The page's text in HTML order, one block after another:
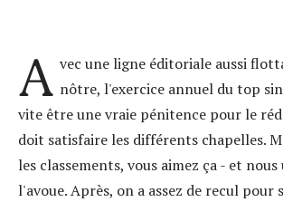
A vec une ligne éditoriale aussi
nôtre, l'exercice annuel du top
vite être une vraie pénitence pour le
doit satisfaire les différents chapelles.
les classements, vous aimez ça - et
l'avoue. Après, on a assez de recul pour